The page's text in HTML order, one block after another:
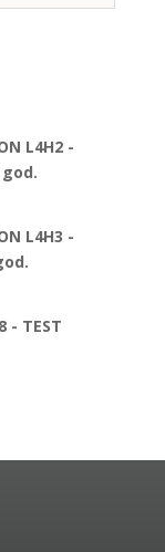
L4H2 -
god.
L4H3 -
- TEST